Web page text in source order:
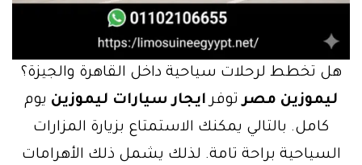
هل تخطط لرحلات سياحية داخل القاهرة والجيزة؟
ليموزين مصرتوفرايجار سيارات ليموزين يوم
كامل. بالتالي يمكنك الاستمتاع بزيارة المزارات
السياحية براحة تامة. لذلك يشمل ذلك الأهرامات